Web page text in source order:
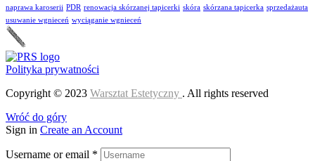
naprawa karoserii PDR renowacja skórzanej tapicerki skóra skórzana tapicerka sprzedażauta
usuwanie wgnieceń wyciąganie wgnieceń
Polityka prywatności
Copyright © 2023 Warsztat Estetyczny . All rights reserved
Wróć do góry
Sign in Create an Account
Username or email *